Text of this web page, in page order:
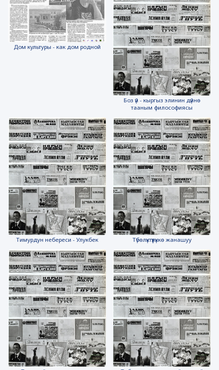
Дом культуры - как дом родной
Боз үй - кыргыз элинин дүйнө
тааным философиясы
Тимурдун небереси - Улукбек Түбөлүктүүлүккө жанашуу